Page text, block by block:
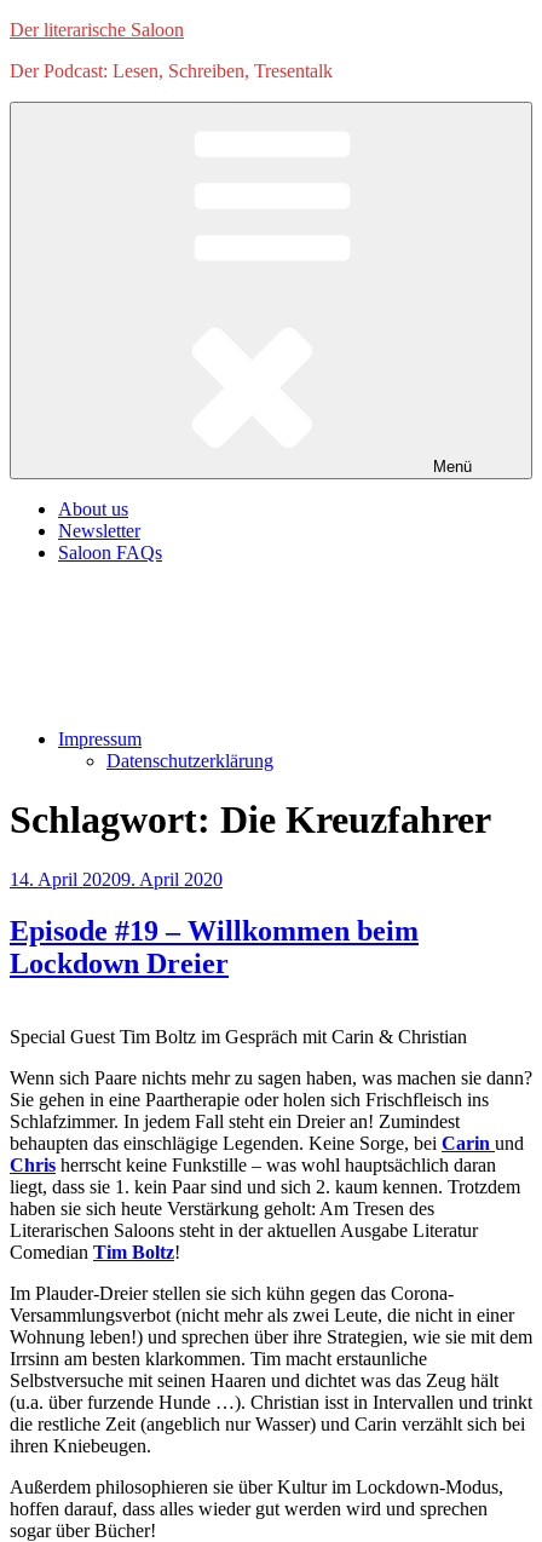
Zum
springen
Der literarische Saloon
Der Podcast: Lesen, Schreiben, Tresentalk
Menü
About us
Newsletter
Saloon FAQs
Impressum
Datenschutzerklärung
Schlagwort: Die Kreuzfahrer
Veröffentlicht
14. April 20209. April 2020
Episode #19 – Willkommen beim
Lockdown Dreier
Special Guest Tim Boltz im Gespräch mit Carin & Christian
Wenn sich Paare nichts mehr zu sagen haben, was machen sie dann?
Sie gehen in eine Paartherapie oder holen sich Frischfleisch ins
Schlafzimmer. In jedem Fall steht ein Dreier an! Zumindest
behaupten das einschlägige Legenden. Keine Sorge, bei Carin und
Chris herrscht keine Funkstille – was wohl hauptsächlich daran
liegt, dass sie 1. kein Paar sind und sich 2. kaum kennen. Trotzdem
haben sie sich heute Verstärkung geholt: Am Tresen des
Literarischen Saloons steht in der aktuellen Ausgabe Literatur
Comedian Tim Boltz!
Im Plauder-Dreier stellen sie sich kühn gegen das Corona-
Versammlungsverbot (nicht mehr als zwei Leute, die nicht in einer
Wohnung leben!) und sprechen über ihre Strategien, wie sie mit dem
Irrsinn am besten klarkommen. Tim macht erstaunliche
Selbstversuche mit seinen Haaren und dichtet was das Zeug hält
(u.a. über furzende Hunde …). Christian isst in Intervallen und trinkt
die restliche Zeit (angeblich nur Wasser) und Carin verzählt sich bei
ihren Kniebeugen.
Außerdem philosophieren sie über Kultur im Lockdown-Modus,
hoffen darauf, dass alles wieder gut werden wird und sprechen
sogar über Bücher!